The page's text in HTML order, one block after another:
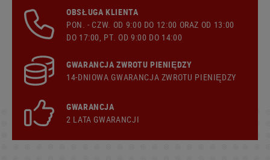
OBSŁUGA KLIENTA
PON. - CZW. OD 9:00 DO 12:00 ORAZ OD 13:00
DO 17:00, PT. OD 9:00 DO 14:00
GWARANCJA ZWROTU PIENIĘDZY
14-DNIOWA GWARANCJA ZWROTU PIENIĘDZY
GWARANCJA
2 LATA GWARANCJI